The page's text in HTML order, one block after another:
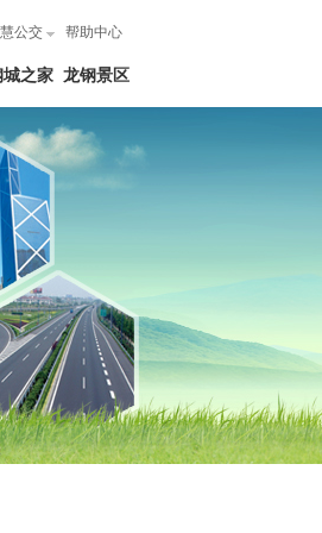
公交 帮助中心
龙钢景区
城之家